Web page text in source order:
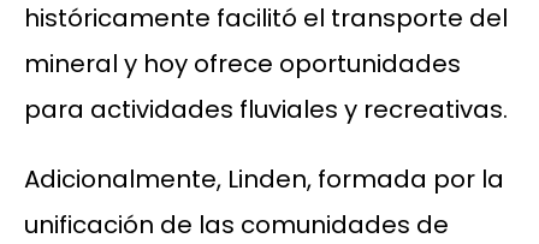
históricamente facilitó el transporte del
mineral y hoy ofrece oportunidades
para actividades fluviales y recreativas.
Adicionalmente, Linden, formada por la
unificación de las comunidades de